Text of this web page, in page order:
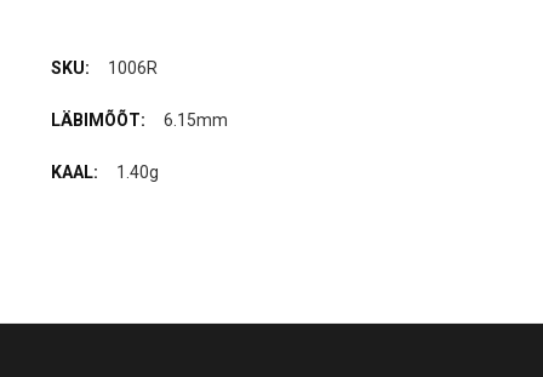
1006R
6.15mm
1.40g